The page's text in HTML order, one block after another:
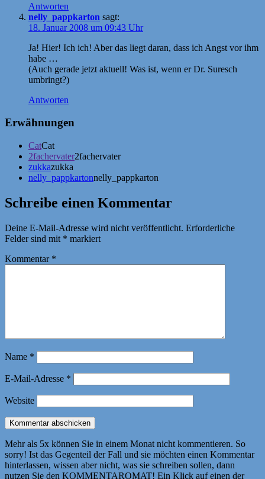
Antworten
nelly_pappkarton sagt:
18. Januar 2008 um 09:43 Uhr
Ja! Hier! Ich ich! Aber das liegt daran, dass ich Angst vor ihm
habe …
(Auch gerade jetzt aktuell! Was ist, wenn er Dr. Suresch
umbringt?)
Antworten
Erwähnungen
CatCat
2fachervater2fachervater
zukkazukka
nelly_pappkartonnelly_pappkarton
Schreibe einen Kommentar
Deine E-Mail-Adresse wird nicht veröffentlicht. Erforderliche
Felder sind mit * markiert
Kommentar *
Name *
E-Mail-Adresse *
Website
Mehr als 5x können Sie in einem Monat nicht kommentieren. So
sorry! Ist das Gegenteil der Fall und sie möchten einen Kommentar
hinterlassen, wissen aber nicht, was sie schreiben sollen, dann
nutzen Sie den KOMMENTAROMAT! Ein Klick auf einen der